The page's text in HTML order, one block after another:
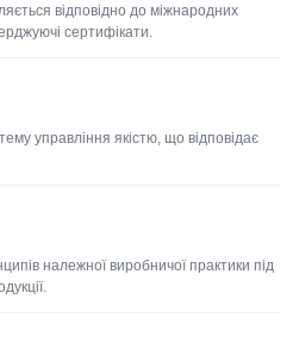
відповідно до міжнародних
сертифікати.
управління якістю, що відповідає
належної виробничої практики під